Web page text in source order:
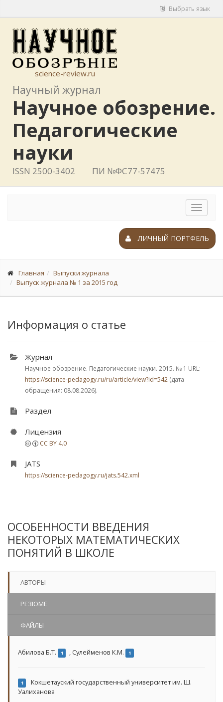
Выбрать язык
science-review.ru
Научный журнал
Научное обозрение.
Педагогические
науки
ISSN 2500-3402 ПИ №ФС77-57475
Toggle
ЛИЧНЫЙ ПОРТФЕЛЬ
Главная
Выпуски журнала
Выпуск журнала № 1 за 2015 год
Информация о статье
Журнал
Научное обозрение. Педагогические науки. 2015. № 1 URL:
https://science-pedagogy.ru/ru/article/view?id=542 (дата
обращения: 08.08.2026).
Раздел
Лицензия
CC BY 4.0
JATS
https://science-pedagogy.ru/jats.542.xml
ОСОБЕННОСТИ ВВЕДЕНИЯ
НЕКОТОРЫХ МАТЕМАТИЧЕСКИХ
ПОНЯТИЙ В ШКОЛЕ
АВТОРЫ
РЕЗЮМЕ
ФАЙЛЫ
Абилова Б.Т. 1 , Сулейменов К.М. 1
1
Кокшетауский государственный университет им. Ш.
Уалиханова